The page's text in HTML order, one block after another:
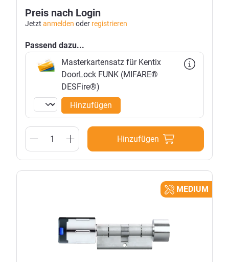
Preis nach Login
Jetzt anmelden oder registrieren
Passend dazu...
Masterkartensatz für Kentix
DoorLock FUNK (MIFARE®
DESFire®)
Hinzufügen
Hinzufügen
MEDIUM